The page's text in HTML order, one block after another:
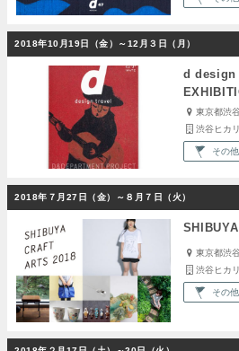
2018年10月19日（金）～12月３日（月）
d design
東京都渋
渋谷ヒカ
その他
2018年７月27日（金）～８月７日（火）
東京都渋
渋谷ヒカ
その他